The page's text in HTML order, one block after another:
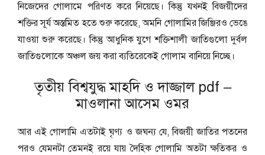
নিজেদের গোলামে পরিণত করে নিয়েছে। কিন্তু যখনই বিজয়ীদের
শক্তির সূর্য অস্তমিত হতে শুরু করেছে, অমনি গোলামির জিঞ্জিরও ভেঙে
যাওয়া শুরু করেছে। কিন্তু আধুনিক যুগে শক্তিশালী জাতিগুলো দুর্বল
জাতিগুলোকে অঞ্চল জয় করা ব্যতিরেকেই গোলাম বানিয়ে নিচ্ছে।
তৃতীয় বিশ্বযুদ্ধ মাহদি ও দাজ্জাল pdf –
মাওলানা আসেম ওমর
আর এই গোলামি এতটাই ঘৃণ্য ও জঘন্য যে, বিজয়ী জাতির পতনের
পরও যেমনটা তেমনই রয়ে যায় দৈহিক গোলামি অতটা ক্ষতিকর ও